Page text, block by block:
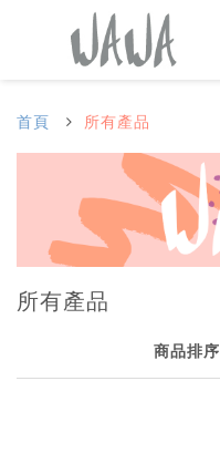
首頁 所有產品
所有產品
商品排序